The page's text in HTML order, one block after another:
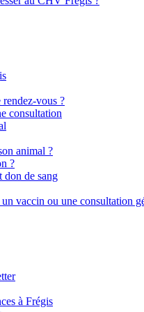
vous ?
consultation
animal ?
?
don de sang
vaccin ou une consultation
à Frégis